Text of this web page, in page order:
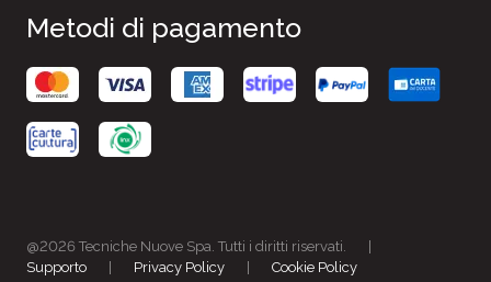
Metodi di pagamento
@2026 Tecniche Nuove Spa. Tutti i diritti riservati.
Supporto
Privacy Policy Cookie Policy